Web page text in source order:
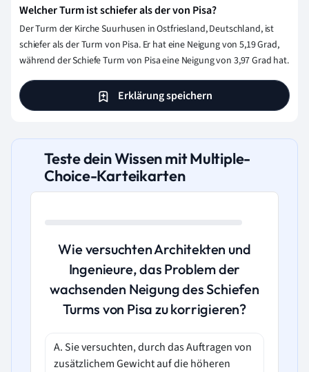
Welcher Turm ist schiefer als der von Pisa?
Der Turm der Kirche Suurhusen in Ostfriesland, Deutschland, ist
schiefer als der Turm von Pisa. Er hat eine Neigung von 5,19 Grad,
während der Schiefe Turm von Pisa eine Neigung von 3,97 Grad hat.
Erklärung speichern
Teste dein Wissen mit Multiple-
Choice-Karteikarten
Wie versuchten Architekten und
Ingenieure, das Problem der
wachsenden Neigung des Schiefen
Turms von Pisa zu korrigieren?
A. Sie versuchten, durch das Auftragen von
zusätzlichem Gewicht auf die höheren